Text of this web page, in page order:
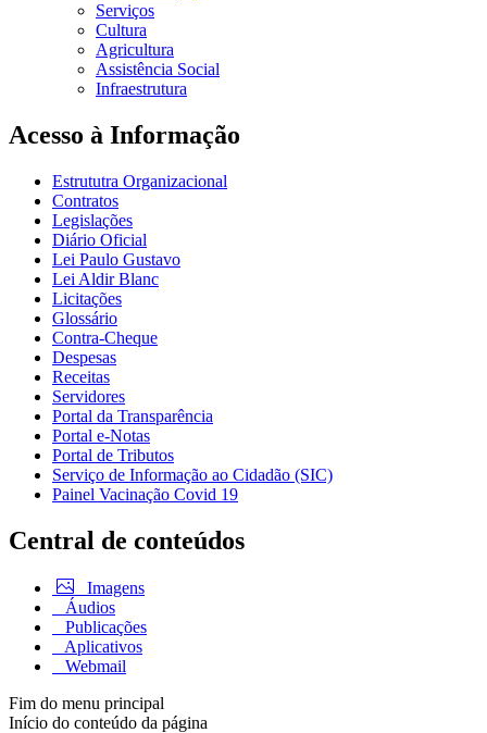
Serviços
Cultura
Agricultura
Assistência Social
Infraestrutura
Acesso à Informação
Estrututra Organizacional
Contratos
Legislações
Diário Oficial
Lei Paulo Gustavo
Lei Aldir Blanc
Licitações
Glossário
Contra-Cheque
Despesas
Receitas
Servidores
Portal da Transparência
Portal e-Notas
Portal de Tributos
Serviço de Informação ao Cidadão (SIC)
Painel Vacinação Covid 19
Central de conteúdos
Imagens
Áudios
Publicações
Aplicativos
Webmail
Fim do menu principal
Início do conteúdo da página